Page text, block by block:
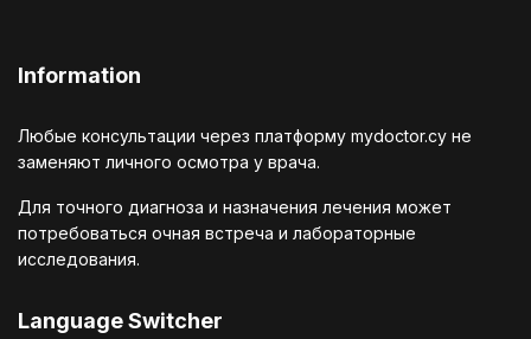
Information
Любые консультации через платформу mydoctor.cy не
заменяют личного осмотра у врача.
Для точного диагноза и назначения лечения может
потребоваться очная встреча и лабораторные
исследования.
Language Switcher